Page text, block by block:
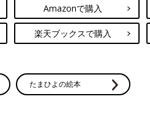
Amazonで購入
楽天ブックスで購入
たまひよの絵本